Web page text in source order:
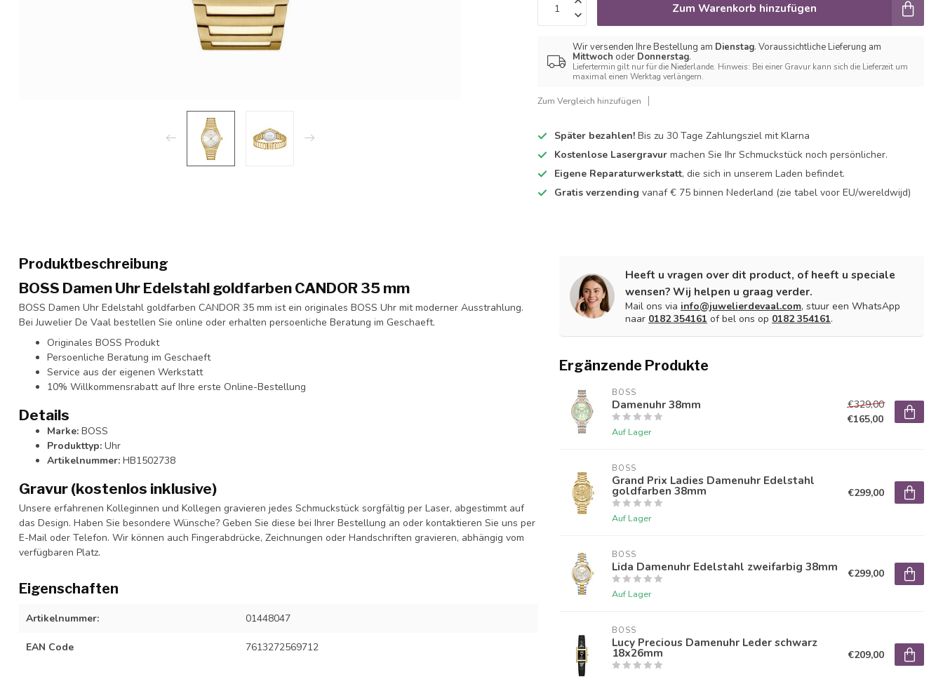
Zum Warenkorb hinzufügen
Wir versenden Ihre Bestellung am Dienstag. Voraussichtliche Lieferung am
Mittwoch oder Donnerstag.
Liefertermin gilt nur für die Niederlande. Hinweis: Bei einer Gravur kann sich die Lieferzeit um
maximal einen Werktag verlängern.
Zum Vergleich hinzufügen
Später bezahlen! Bis zu 30 Tage Zahlungsziel mit Klarna
Kostenlose Lasergravur machen Sie Ihr Schmuckstück noch persönlicher.
Eigene Reparaturwerkstatt, die sich in unserem Laden befindet.
Gratis verzending vanaf € 75 binnen Nederland (zie tabel voor EU/wereldwijd)
Produktbeschreibung
BOSS Damen Uhr Edelstahl goldfarben CANDOR 35 mm
BOSS Damen Uhr Edelstahl goldfarben CANDOR 35 mm ist ein originales BOSS Uhr mit moderner Ausstrahlung.
Bei Juwelier De Vaal bestellen Sie online oder erhalten persoenliche Beratung im Geschaeft.
Originales BOSS Produkt
Persoenliche Beratung im Geschaeft
Service aus der eigenen Werkstatt
10% Willkommensrabatt auf Ihre erste Online-Bestellung
Details
Marke: BOSS
Produkttyp: Uhr
Artikelnummer: HB1502738
Gravur (kostenlos inklusive)
Unsere erfahrenen Kolleginnen und Kollegen gravieren jedes Schmuckstück sorgfältig per Laser, abgestimmt auf
das Design. Haben Sie besondere Wünsche? Geben Sie diese bei Ihrer Bestellung an oder kontaktieren Sie uns per
E-Mail oder Telefon. Wir können auch Fingerabdrücke, Zeichnungen oder Handschriften gravieren, abhängig vom
verfügbaren Platz.
Eigenschaften
Artikelnummer: 01448047
EAN Code 7613272569712
Heeft u vragen over dit product, of heeft u speciale
wensen? Wij helpen u graag verder.
Mail ons via info@juwelierdevaal.com, stuur een WhatsApp
naar 0182 354161 of bel ons op 0182 354161.
Ergänzende Produkte
BOSS
Damenuhr 38mm
Auf Lager
€329,00
€165,00
BOSS
Grand Prix Ladies Damenuhr Edelstahl
goldfarben 38mm
Auf Lager
€299,00
BOSS
Lida Damenuhr Edelstahl zweifarbig 38mm
Auf Lager
€299,00
BOSS
Lucy Precious Damenuhr Leder schwarz
18x26mm €209,00